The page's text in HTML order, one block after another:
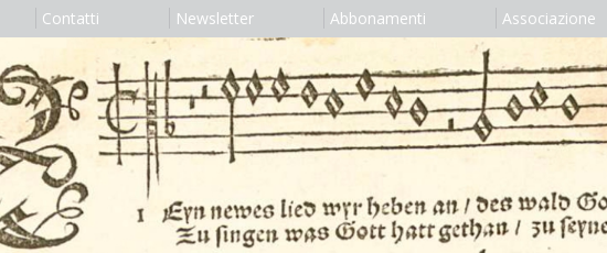
Contatti Newsletter Abbonamenti Associazione